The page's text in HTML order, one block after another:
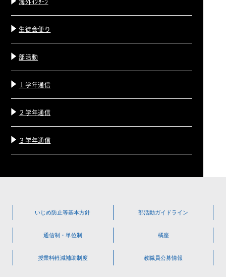
生徒会便り
部活動
１学年通信
２学年通信
３学年通信
いじめ防止等基本方針 部活動ガイドライン
通信制・単位制 橘座
授業料軽減補助制度 教職員公募情報